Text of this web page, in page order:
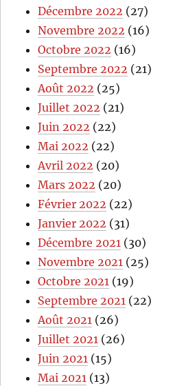
Décembre 2022 (27)
Novembre 2022 (16)
Octobre 2022 (16)
Septembre 2022 (21)
Août 2022 (25)
Juillet 2022 (21)
Juin 2022 (22)
Mai 2022 (22)
Avril 2022 (20)
Mars 2022 (20)
Février 2022 (22)
Janvier 2022 (31)
Décembre 2021 (30)
Novembre 2021 (25)
Octobre 2021 (19)
Septembre 2021 (22)
Août 2021 (26)
Juillet 2021 (26)
Juin 2021 (15)
Mai 2021 (13)